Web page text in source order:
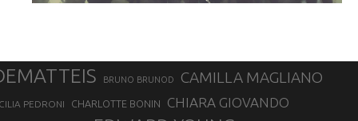
BRUNO BRUNOD CAMILLA MAGLIANO
PEDRONI CHARLOTTE BONIN CHIARA GIOVANDO